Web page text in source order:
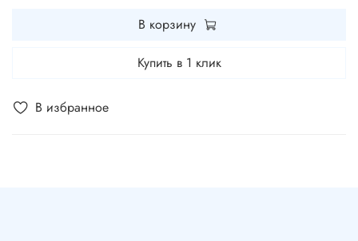
В избранное
В корзину
Купить в 1 клик